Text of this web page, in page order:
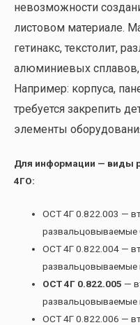
невозможности
листовом материале.
гетинакс, текстолит,
алюминиевых сплавов,
Например: корпуса,
требуется закрепить
элементы
Для информации — виды
4ГО:
ОСТ 4Г 0.822.003 —
ОСТ 4Г 0.822.004 —
развальцовываемые
ОСТ 4Г 0.822.005 —
ОСТ 4Г 0.822.006 —